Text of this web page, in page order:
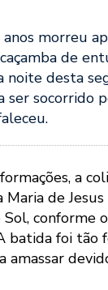
morreu
de
noite desta
ser socorrido
a
Maria de
conforme o
batida foi tão
amassar